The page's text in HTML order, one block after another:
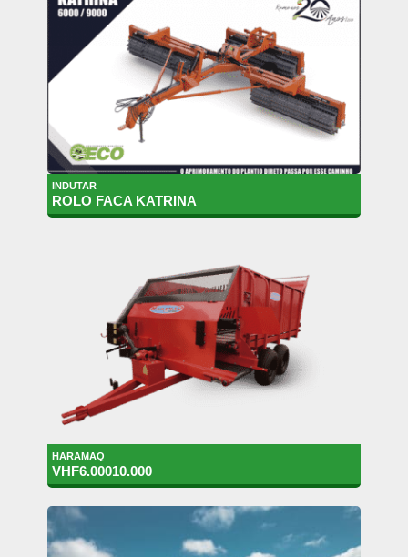
INDUTAR
ROLO FACA KATRINA
HARAMAQ
VHF6.00010.000